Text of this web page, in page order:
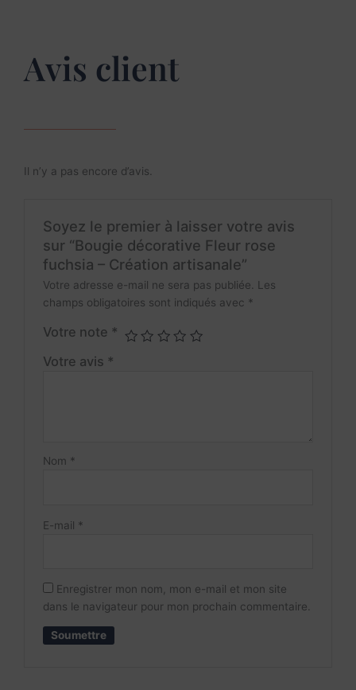
Avis client
Il n’y a pas encore d’avis.
Soyez le premier à laisser votre avis
sur “Bougie décorative Fleur rose
fuchsia – Création artisanale”
Votre adresse e-mail ne sera pas publiée. Les
champs obligatoires sont indiqués avec *
Votre note *
Votre avis *
Nom *
E-mail *
Enregistrer mon nom, mon e-mail et mon site
dans le navigateur pour mon prochain commentaire.